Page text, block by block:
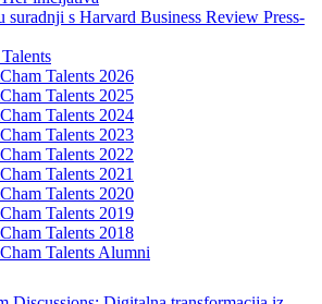
suradnji s Harvard Business Review Press-
Talents 2026
Talents 2025
Talents 2024
Talents 2023
Talents 2022
Talents 2021
Talents 2020
Talents 2019
Talents 2018
Talents Alumni